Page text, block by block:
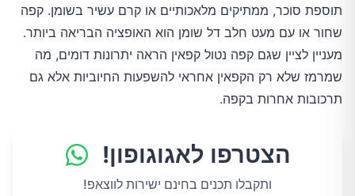
תוספת סוכר, ממתיקים מלאכותיים או קרם עשיר בשומן. קפה
שחור או עם מעט חלב דל שומן הוא האופציה הבריאה ביותר.
מעניין לציין שגם קפה נטול קפאין הראה יתרונות דומים, מה
שמרמז שלא רק הקפאין אחראי להשפעות החיוביות אלא גם
תרכובות אחרות בקפה.
הצטרפו לאגוגופון!
ותקבלו תכנים בחינם ישירות לווצאפ!